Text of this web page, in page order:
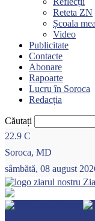
Reteta ZN
Școala mea
Video
Publicitate
Contacte
Abonare
Rapoarte
Lucru în Soroca
Redacția
Căutați
22.9 C
Soroca, MD
sâmbătă, 08 august